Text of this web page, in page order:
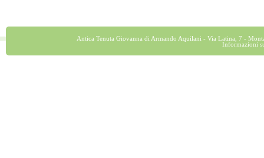
Antica Tenuta Giovanna di Armando Aquilani - Via Latina, 7 -
Informazioni